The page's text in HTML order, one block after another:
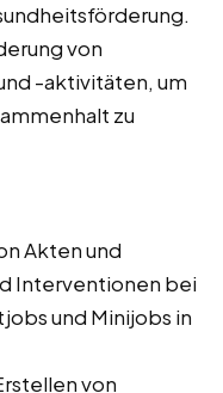
von
-aktivitäten, um
zu
Akten und
Interventionen bei
und Minijobs in
von